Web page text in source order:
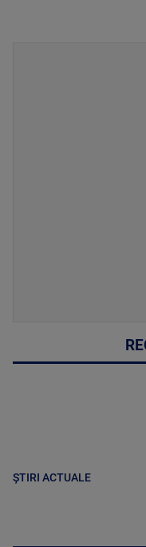
ȘTIRI ACTUALE